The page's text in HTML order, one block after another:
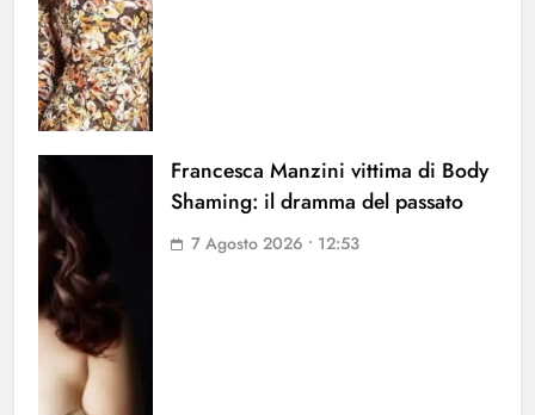
Francesca Manzini vittima di Body
Shaming: il dramma del passato
7 Agosto 2026 • 12:53